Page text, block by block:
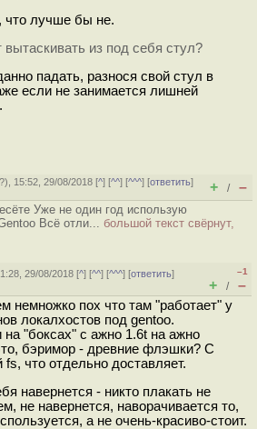
что лучше бы не.
из под себя стул?
падать, разнося свой стул в
если не занимается лишней
), 15:52, 29/08/2018 [^] [^^] [^^^] [ответить]
+ / –
Уже не один год использую
Всё отли... большой текст свёрнут,
29/08/2018 [^] [^^] [^^^] [ответить]
–1
+ / –
немножко пох что там "работает" у
локалхостов под gentoo.
на "боксах" с ажно 1.6t на ажно
бэримор - древние флэшки? С
fs, что отдельно доставляет.
навернется - никто плакать не
не навернется, наворачивается то,
а не очень-красиво-стоит.